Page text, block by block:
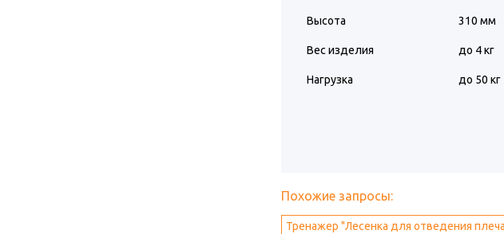
Высота 310 мм
Вес изделия до 4 кг
Нагрузка до 50 кг
Похожие запросы:
Тренажер "Лесенка для отведения